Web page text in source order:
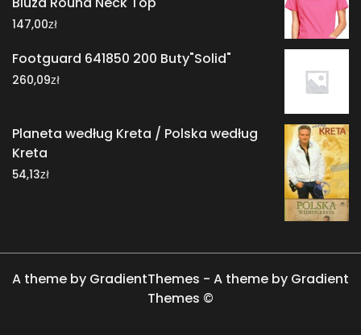
147,00zł
Footguard 641850 200 Buty"Solid"
260,09zł
Planeta według Kreta / Polska według
Kreta
54,13zł
A theme by GradientThemes - A theme by Gradient
Themes ©